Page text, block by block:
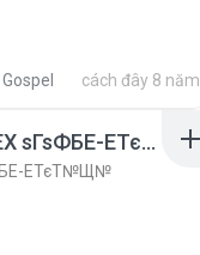
cách đây 8 năm
ѕЕС§§Т№Ё№ Feat. а»ТЗЕХ ѕГѕФБЕ-ЕТєТ№Щ№
ЕТєТ№Щ№